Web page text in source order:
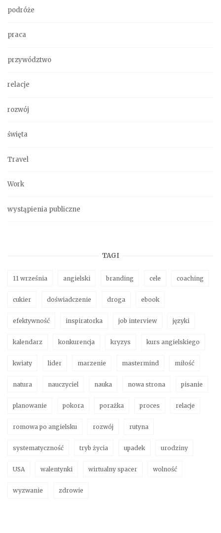
podróże
praca
przywództwo
relacje
rozwój
święta
Travel
Work
wystąpienia publiczne
TAGI
11 września angielski branding cele coaching
cukier doświadczenie droga ebook
efektywność inspiratorka job interview języki
kalendarz konkurencja kryzys kurs angielskiego
kwiaty lider marzenie mastermind miłość
natura nauczyciel nauka nowa strona pisanie
planowanie pokora porażka proces relacje
romowa po angielsku rozwój rutyna
systematyczność tryb życia upadek urodziny
USA walentynki wirtualny spacer wolność
wyzwanie zdrowie